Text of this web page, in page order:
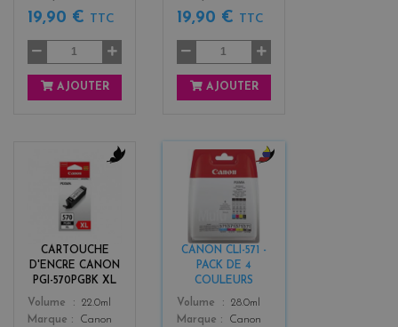
19,90 € TTC
AJOUTER
19,90 € TTC
AJOUTER
CARTOUCHE
D'ENCRE CANON
PGI-570PGBK XL
Color
k
Volume
22.0ml
Marque
Canon
CANON CLI-571 -
PACK DE 4
COULEURS
Color
b
k
Volume
28.0ml
Marque
Canon